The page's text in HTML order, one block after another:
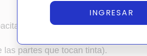
INGRESAR
INCLUIDOS.
partes que tocan tinta).